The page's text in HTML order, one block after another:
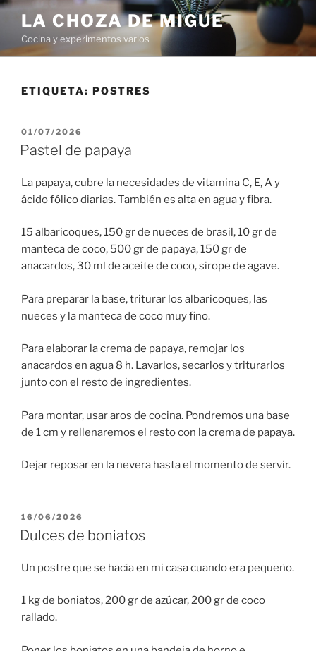
Saltar
contenido
LA CHOZA DE MIGUE
Cocina y experimentos varios
ETIQUETA: POSTRES
PUBLICADO
EL
01/07/2026
Pastel de papaya
La papaya, cubre la necesidades de vitamina C, E, A y
ácido fólico diarias. También es alta en agua y fibra.
15 albaricoques, 150 gr de nueces de brasil, 10 gr de
manteca de coco, 500 gr de papaya, 150 gr de
anacardos, 30 ml de aceite de coco, sirope de agave.
Para preparar la base, triturar los albaricoques, las
nueces y la manteca de coco muy fino.
Para elaborar la crema de papaya, remojar los
anacardos en agua 8 h. Lavarlos, secarlos y triturarlos
junto con el resto de ingredientes.
Para montar, usar aros de cocina. Pondremos una base
de 1 cm y rellenaremos el resto con la crema de papaya.
Dejar reposar en la nevera hasta el momento de servir.
PUBLICADO
EL
16/06/2026
Dulces de boniatos
Un postre que se hacía en mi casa cuando era pequeño.
1 kg de boniatos, 200 gr de azúcar, 200 gr de coco
rallado.